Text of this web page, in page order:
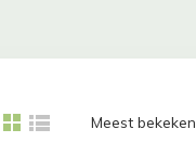
Meest bekeken